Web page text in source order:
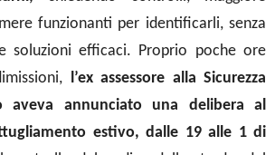
funzionanti per identificarli, senza
soluzioni efficaci. Proprio poche ore
l’ex assessore alla Sicurezza
aveva annunciato una delibera al
estivo, dalle 19 alle 1 di